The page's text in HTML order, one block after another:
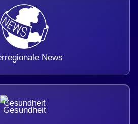
News
Gesundheit